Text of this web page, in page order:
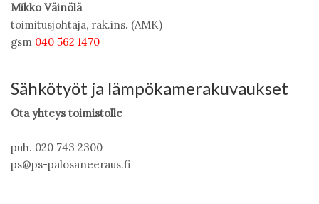
Mikko Väinölä
toimitusjohtaja, rak.ins. (AMK)
gsm 040 562 1470
Sähkötyöt ja lämpökamerakuvaukset
Ota yhteys toimistolle
puh. 020 743 2300
ps@ps-palosaneeraus.fi